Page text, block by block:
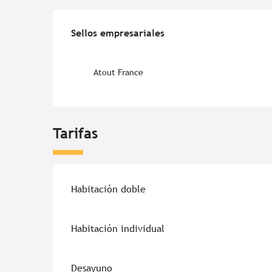
Sellos empresariales
Sellos empresariales
Atout France
Tarifas
Habitación doble
Habitación individual
Desayuno